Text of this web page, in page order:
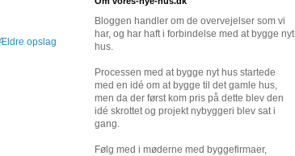
opslag
Bloggen handler om de overvejelser som vi
har, og har haft i forbindelse med at bygge nyt
hus.
Processen med at bygge nyt hus startede
med en idé om at bygge til det gamle hus,
men da der først kom pris på dette blev den
idé skrottet og projekt nybyggeri blev sat i
gang.
Følg med i møderne med byggefirmaer,